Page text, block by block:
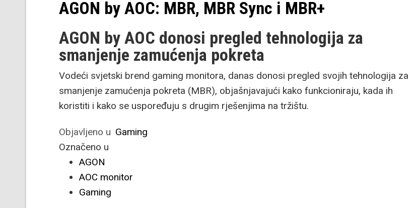
AGON by AOC: MBR, MBR Sync i MBR+
AGON by AOC donosi pregled tehnologija za
smanjenje zamućenja pokreta
Vodeći svjetski brend gaming monitora, danas donosi pregled svojih tehnologija za
smanjenje zamućenja pokreta (MBR), objašnjavajući kako funkcioniraju, kada ih
koristiti i kako se uspoređuju s drugim rješenjima na tržištu.
Objavljeno u Gaming
Označeno u
AGON
AOC monitor
Gaming